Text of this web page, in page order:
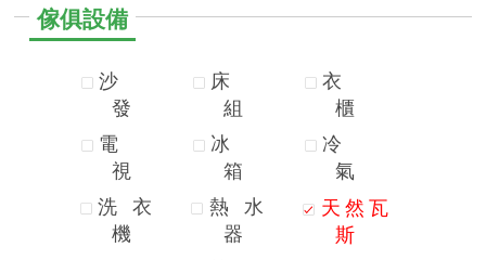
傢俱設備
沙
發
電
視
洗
衣
機
床
組
冰
箱
熱
水
器
衣
櫃
冷
氣
天 然 瓦
斯